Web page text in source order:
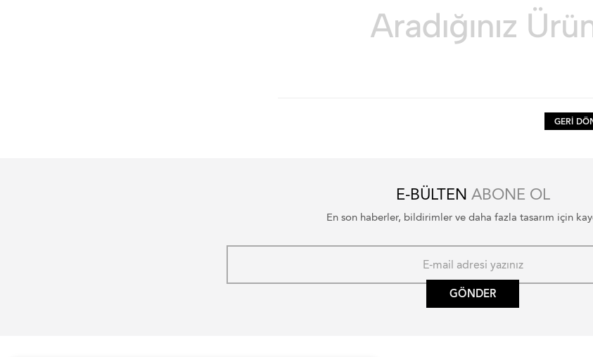
GERI
E-BÜLTEN ABONE OL
En son haberler, bildirimler ve daha fazla tasarım için
GÖNDER